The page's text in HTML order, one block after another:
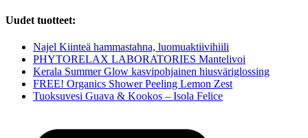
Uudet tuotteet:
Najel Kiinteä hammastahna, luomuaktiivihiili
PHYTORELAX LABORATORIES Mantelivoi
Kerala Summer Glow kasvipohjainen hiusväriglossing
FREE! Organics Shower Peeling Lemon Zest
Tuoksuvesi Guava & Kookos – Isola Felice